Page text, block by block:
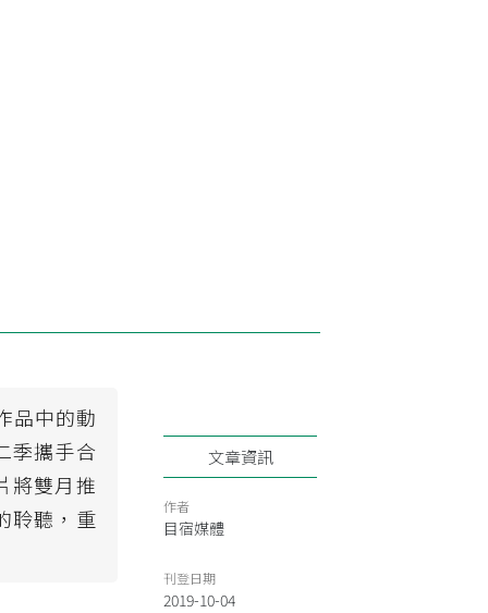
品中的動
季攜手合
將雙月推
聆聽，重
文章資訊
作者
目宿媒體
刊登日期
2019-10-04